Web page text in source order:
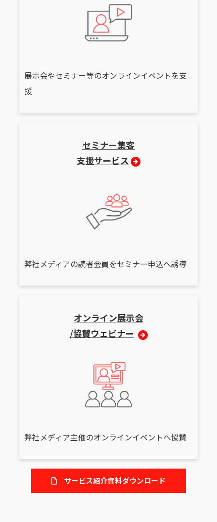
展示会やセミナー等のオンラインイベントを支
援
セミナー集客
支援サービス
弊社メディアの読者会員をセミナー申込へ誘導
オンライン展示会
/協賛ウェビナー
弊社メディア主催のオンラインイベントへ協賛
サービス紹介資料ダウンロード